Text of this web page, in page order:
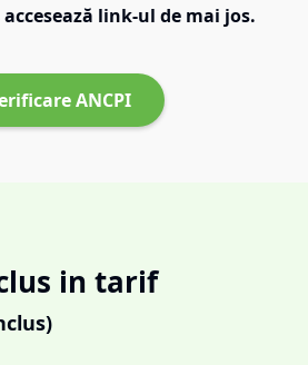
link-ul de mai jos.
ANCPI
in tarif